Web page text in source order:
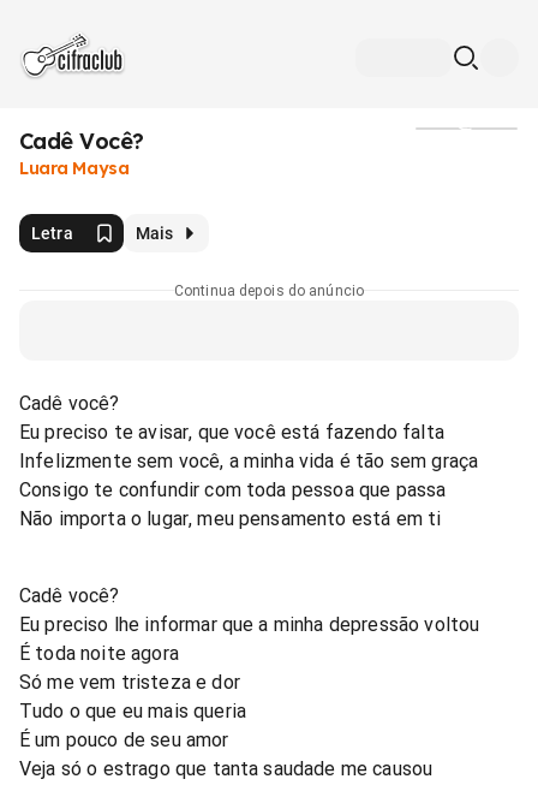
Cadê Você?
Luara Maysa
Letra Mais
Continua depois do anúncio
Cadê você?
Eu preciso te avisar, que você está fazendo falta
Infelizmente sem você, a minha vida é tão sem graça
Consigo te confundir com toda pessoa que passa
Não importa o lugar, meu pensamento está em ti
Cadê você?
Eu preciso lhe informar que a minha depressão voltou
É toda noite agora
Só me vem tristeza e dor
Tudo o que eu mais queria
É um pouco de seu amor
Veja só o estrago que tanta saudade me causou